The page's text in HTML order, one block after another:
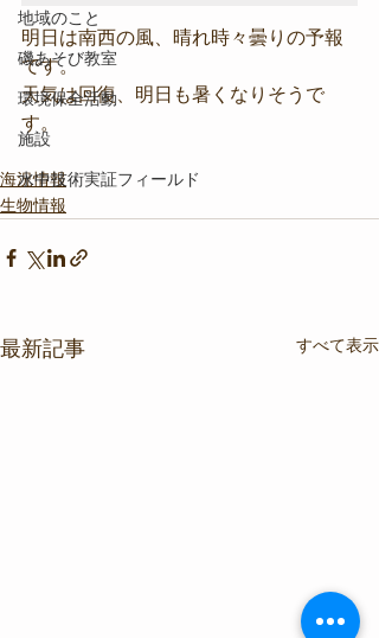
地域のこと
磯あそび教室
環境保全活動
施設
水中技術実証フィールド
明日は南西の風、晴れ時々曇りの予報
です。
天気は回復、明日も暑くなりそうで
す。
海況情報
生物情報
最新記事 すべて表示